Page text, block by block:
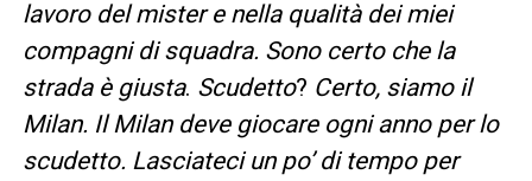
lavoro del mister e nella qualità dei miei
compagni di squadra. Sono certo che la
strada è giusta. Scudetto? Certo, siamo il
Milan. Il Milan deve giocare ogni anno per lo
scudetto. Lasciateci un po’ di tempo per